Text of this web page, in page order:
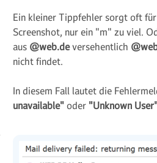
Ein kleiner Tippfehler sorgt oft
Screenshot, nur ein "m" zu viel.
aus @web.deversehentlich
nicht findet.
In diesem Fall lautet die
unavailable" oder "Unknown